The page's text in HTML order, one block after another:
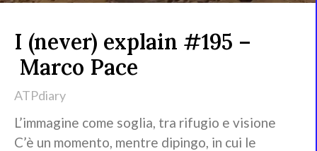
I (never) explain #195 –
Marco Pace
ATPdiary
L’immagine come soglia, tra rifugio e visione
C’è un momento, mentre dipingo, in cui le